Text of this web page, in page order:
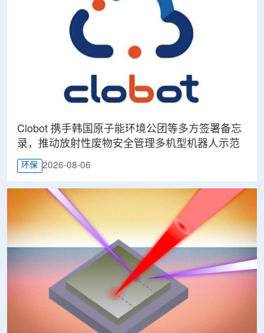
Clobot 携手韩国原子能环境公团等多方签署备忘
录，推动放射性废物安全管理多机型机器人示范
环保 2026-08-06